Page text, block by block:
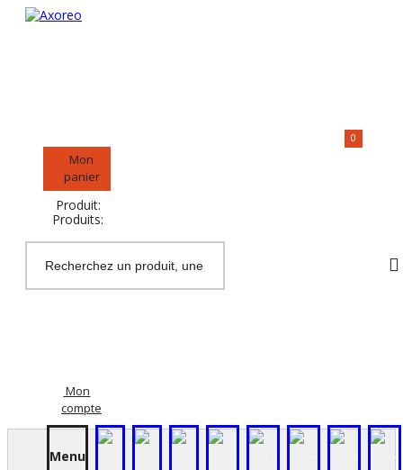
Mon
panier
0
Produit:
Produits:
Mon
compte
Menu -